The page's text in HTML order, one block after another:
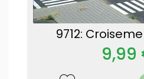
9712:
9,99